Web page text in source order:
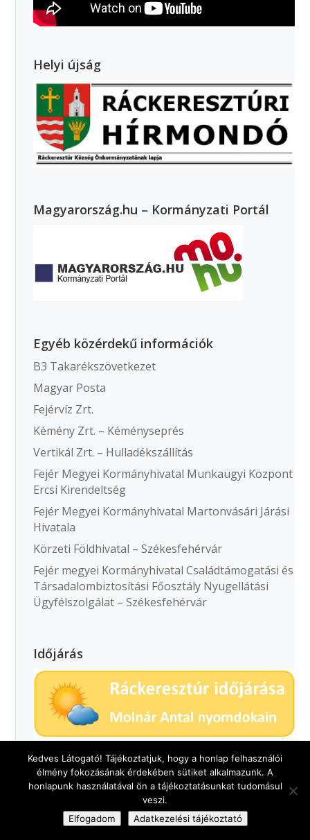
Helyi újság
Magyarország.hu – Kormányzati Portál
Egyéb közérdekű információk
B3 Takarékszövetkezet
Magyar Posta
Fejérvíz Zrt.
Kémény Zrt. – Kéményseprés
Vertikál Zrt. – Hulladékszállítás
Fejér Megyei Kormányhivatal Munkaügyi Központ
Ercsi Kirendeltség
Fejér Megyei Kormányhivatal Martonvásári Járási
Hivatala
Körzeti Földhivatal – Székesfehérvár
Fejér megyei Kormányhivatal Családtámogatási és
Társadalombiztosítási Főosztály Nyugellátási
Ügyfélszolgálat – Székesfehérvár
Időjárás
Archívum
2026. július(5)
Kedves Látogató! Tájékoztatjuk, hogy a honlap felhasználói
élmény fokozásának érdekében sütiket alkalmazunk. A
honlapunk használatával ön a tájékoztatásunkat tudomásul
veszi.
Elfogadom
Adatkezelési tájékoztató